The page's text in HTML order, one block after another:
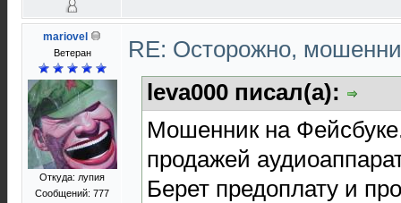
mariovel
Ветеран
Откуда: лупия
Сообщений: 777
RE: Осторожно,
leva000 писал(а):
Мошенник на
продажей
Берет предоплату и